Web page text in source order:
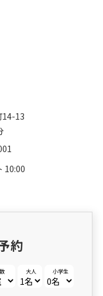
14-13
10:00
約
大人 小学生